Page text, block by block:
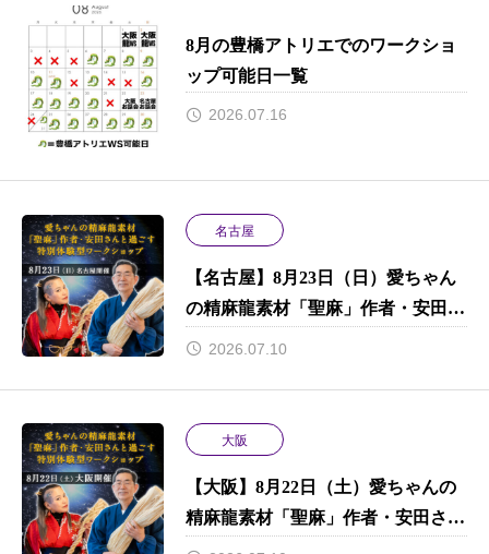
8月の豊橋アトリエでのワークショ
ップ可能日一覧
2026.07.16
名古屋
【名古屋】8月23日（日）愛ちゃん
の精麻龍素材「聖麻」作者・安田さ
んと過ごす特別体験型ワークショッ
2026.07.10
大阪
【大阪】8月22日（土）愛ちゃんの
精麻龍素材「聖麻」作者・安田さん
と過ごす特別体験型ワークショップ